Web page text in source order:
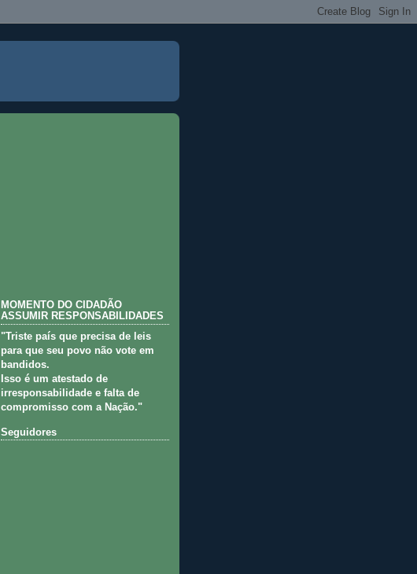
MOMENTO DO CIDADÃO
ASSUMIR RESPONSABILIDADES
"Triste país que precisa de leis
para que seu povo não vote em
bandidos.
Isso é um atestado de
irresponsabilidade e falta de
compromisso com a Nação."
Seguidores